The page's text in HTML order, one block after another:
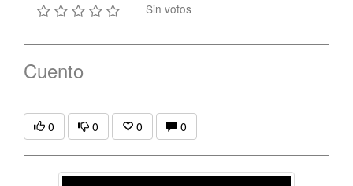
Sin votos
Cuento
0 0 0 0